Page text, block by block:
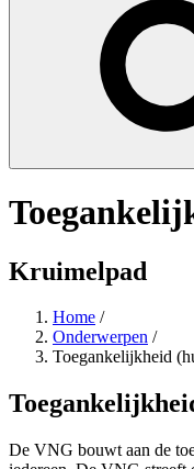
Kruimelpad
Home /
Onderwerpen /
Toegankelijkheid
De VNG bouwt aan de